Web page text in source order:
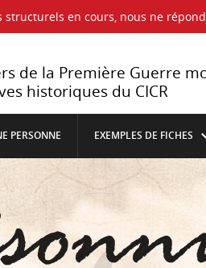
structurels en cours, nous ne
de la Première Guerre
historiques du CICR
PERSONNE EXEMPLES DE FICHES